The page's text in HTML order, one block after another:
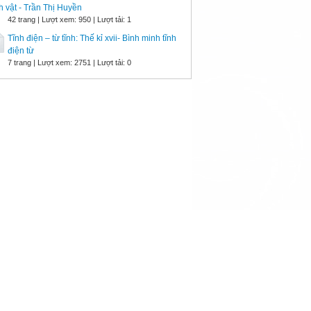
vật - Trần Thị Huyền
42 trang | Lượt xem: 950 | Lượt tải: 1
Tĩnh điện – từ tĩnh: Thế kỉ xvii- Bình minh tĩnh
điện từ
7 trang | Lượt xem: 2751 | Lượt tải: 0